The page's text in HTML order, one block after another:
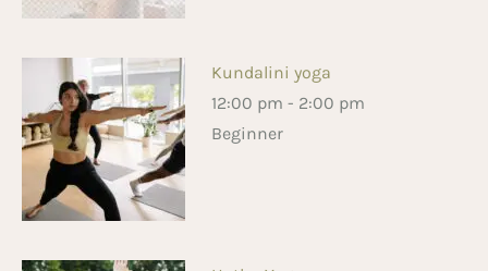
Kundalini yoga
12:00 pm - 2:00 pm
Beginner